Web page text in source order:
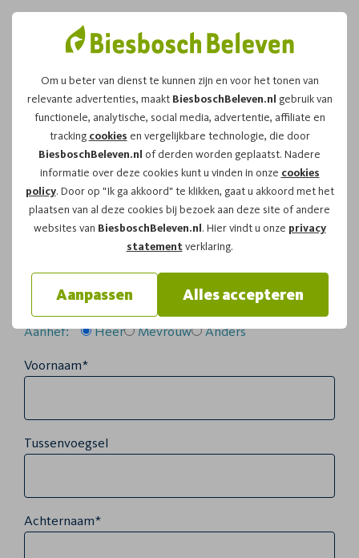
Om u beter van dienst te kunnen zijn en voor het tonen van
relevante advertenties, maakt BiesboschBeleven.nl gebruik van
functionele, analytische, social media, advertentie, affiliate en
tracking cookies en vergelijkbare technologie, die door
BiesboschBeleven.nl of derden worden geplaatst. Nadere
informatie over deze cookies kunt u vinden in onze cookies
policy. Door op "Ik ga akkoord" te klikken, gaat u akkoord met het
plaatsen van al deze cookies bij bezoek aan deze site of andere
websites van BiesboschBeleven.nl. Hier vindt u onze privacy
statementverklaring.
Aanpassen Alles accepteren
Leuk dat u kiest voor dit
arrangement!
Om te reserveren voor de Zwerftochtvaartocht op
maandag 27-07-2026om14:00 vragen wij u
onderstaand formulier in te vullen.
Uw gegevens:
Aanhef: Heer Mevrouw Anders
Voornaam*
Tussenvoegsel
Achternaam*